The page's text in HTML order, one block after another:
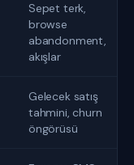
Sepet terk,
browse
abandonment,
akışlar
Gelecek satış
tahmini, churn
öngörüsü